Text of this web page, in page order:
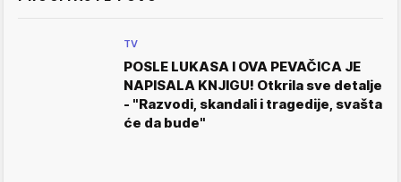
TV
POSLE LUKASA I OVA PEVAČICA JE
NAPISALA KNJIGU! Otkrila sve detalje
- "Razvodi, skandali i tragedije, svašta
će da bude"